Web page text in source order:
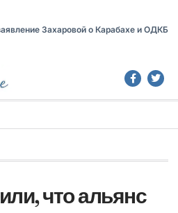
Захаровой о Карабахе и ОДКБ
что альянс